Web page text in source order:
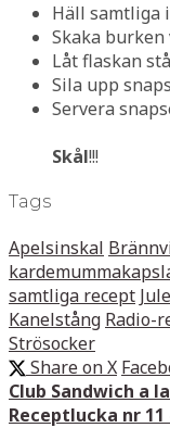
Häll samtliga
Skaka burken
Låt flaskan
Sila upp
Servera
Skål!!!
Tags
Apelsinskal
samtliga recept
Kanelstång Radio-
Strösocker
Share on X
Club Sandwich a
Receptlucka nr